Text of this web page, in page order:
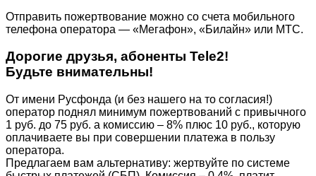
Отправить пожертвование можно со счета мобильного
телефона оператора — «Мегафон», «Билайн» или МТС.
Дорогие друзья, абоненты Tele2!
Будьте внимательны!
От имени Русфонда (и без нашего на то согласия!)
оператор поднял минимум пожертвований с привычного
1 руб. до 75 руб. а комиссию – 8% плюс 10 руб., которую
оплачиваете вы при совершении платежа в пользу
оператора.
Предлагаем вам альтернативу: жертвуйте по cистеме